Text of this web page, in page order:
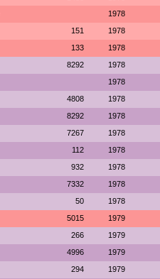
1978
151 1978
133 1978
8292 1978
1978
4808 1978
8292 1978
7267 1978
112 1978
932 1978
7332 1978
50 1978
5015 1979
266 1979
4996 1979
294 1979